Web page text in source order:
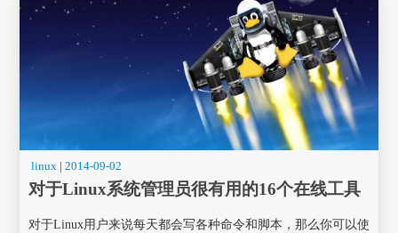
linux |2014-09-02
对于Linux系统管理员很有用的16个在线工具
对于Linux用户来说每天都会写各种命令和脚本，那么你可以使